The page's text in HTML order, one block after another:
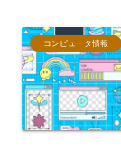
コンピュータ情報